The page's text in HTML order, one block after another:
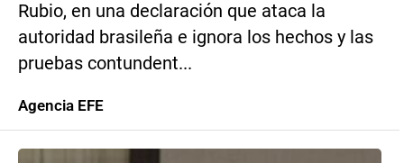
Rubio, en una declaración que ataca la
autoridad brasileña e ignora los hechos y las
pruebas contundent...
Agencia EFE